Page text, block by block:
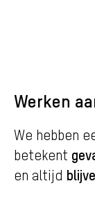
Werken
We hebben
betekent
en altijd